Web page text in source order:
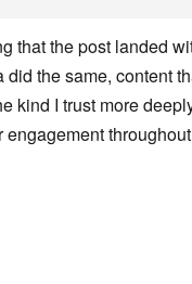
that the post landed
did the same, content
kind I trust more
engagement